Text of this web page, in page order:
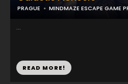
PRAGUE MINDMAZE ESCAPE GAME
...
READ MORE!